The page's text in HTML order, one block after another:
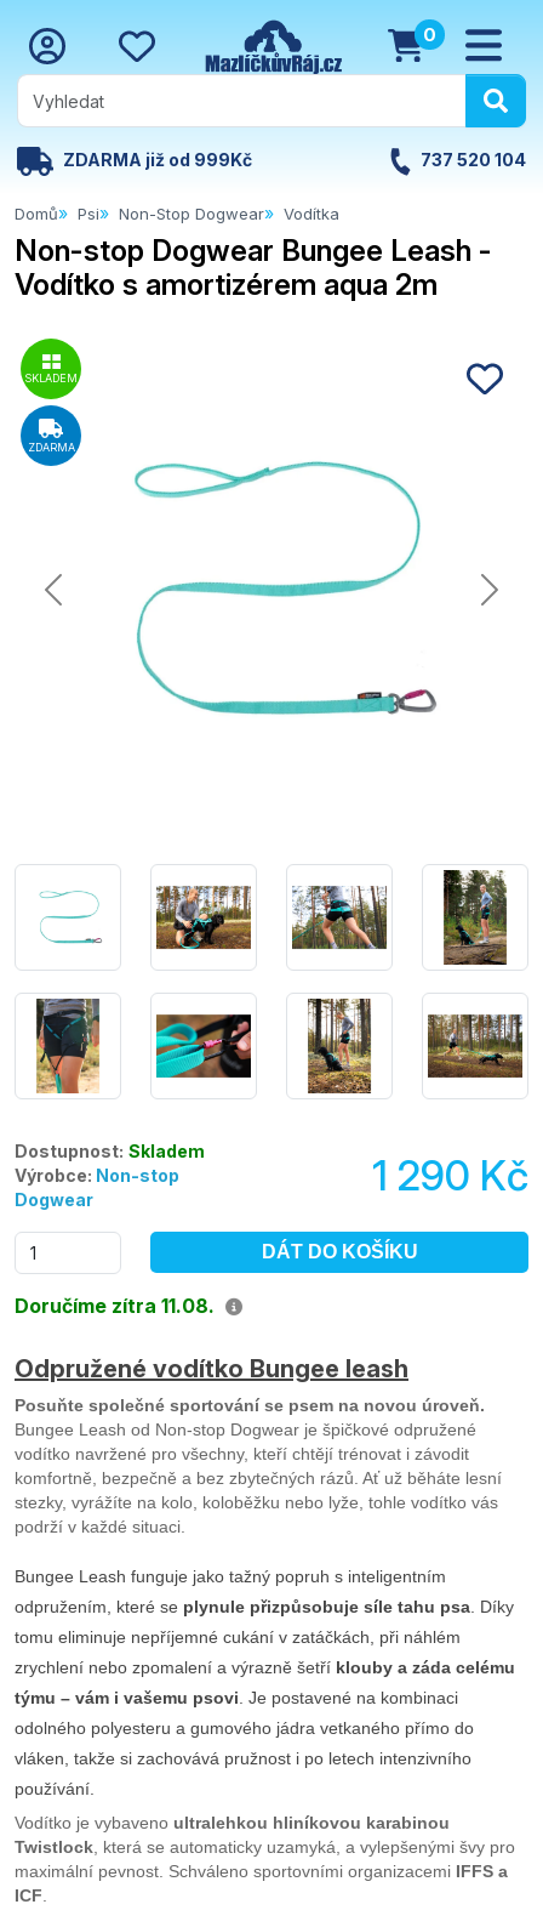
0
ZDARMA již od 999Kč 737 520 104
Domů Psi Non-Stop Dogwear Vodítka
Non-stop Dogwear Bungee Leash -
Vodítko s amortizérem aqua 2m
SKLADEM
ZDARMA
Dostupnost: Skladem
Výrobce: Non-stop
Dogwear
1 290 Kč
DÁT DO KOŠÍKU
Doručíme zítra 11.08.
Odpružené vodítko Bungee leash
Posuňte společné sportování se psem na novou úroveň.
Bungee Leash od Non-stop Dogwear je špičkové odpružené
vodítko navržené pro všechny, kteří chtějí trénovat i závodit
komfortně, bezpečně a bez zbytečných rázů. Ať už běháte lesní
stezky, vyrážíte na kolo, koloběžku nebo lyže, tohle vodítko vás
podrží v každé situaci.
Bungee Leash funguje jako tažný popruh s inteligentním
odpružením, které se plynule přizpůsobuje síle tahu psa . Díky
tomu eliminuje nepříjemné cukání v zatáčkách, při náhlém
zrychlení nebo zpomalení a výrazně šetří klouby a záda celému
týmu – vám i vašemu psovi . Je postavené na kombinaci
odolného polyesteru a gumového jádra vetkaného přímo do
vláken, takže si zachovává pružnost i po letech intenzivního
používání.
Vodítko je vybaveno ultralehkou hliníkovou karabinou
Twistlock , která se automaticky uzamyká, a vylepšenými švy pro
maximální pevnost. Schváleno sportovními organizacemi IFFS a
ICF